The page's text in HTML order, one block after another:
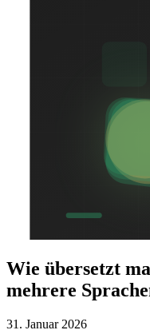
Wie übersetzt
mehrere
31. Januar 2026